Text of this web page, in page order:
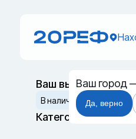
Ваш город
Да, верно
Ваш выбор
В наличии
Категории